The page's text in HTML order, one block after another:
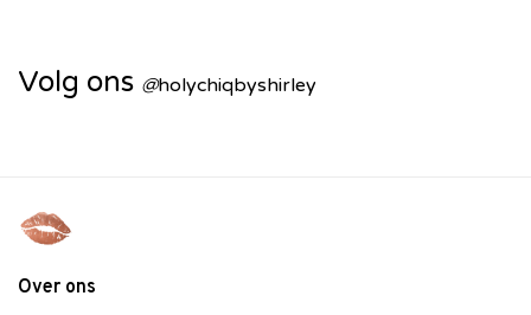
Volg ons @holychiqbyshirley
Over ons